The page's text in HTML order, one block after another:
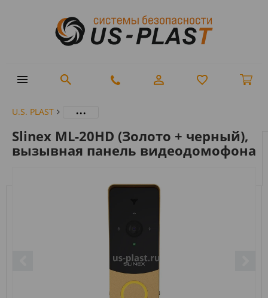
U.S. PLAST ...
Slinex ML-20HD (Золото + черный),
вызывная панель видеодомофона